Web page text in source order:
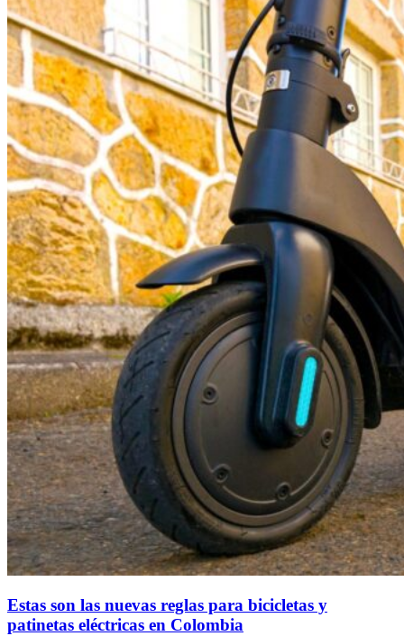
Estas son las nuevas reglas para bicicletas y
patinetas eléctricas en Colombia